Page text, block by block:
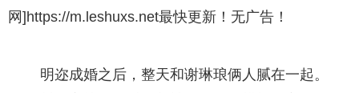
网]https://m.leshuxs.net最快更新！无广告！
明迩成婚之后，整天和谢琳琅俩人腻在一起。